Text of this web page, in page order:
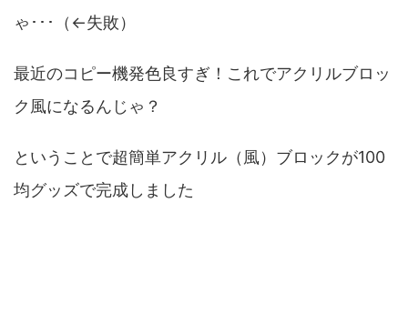
ゃ･･･（←失敗）
最近のコピー機発色良すぎ！これでアクリルブロッ
ク風になるんじゃ？
ということで超簡単アクリル（風）ブロックが100
均グッズで完成しました